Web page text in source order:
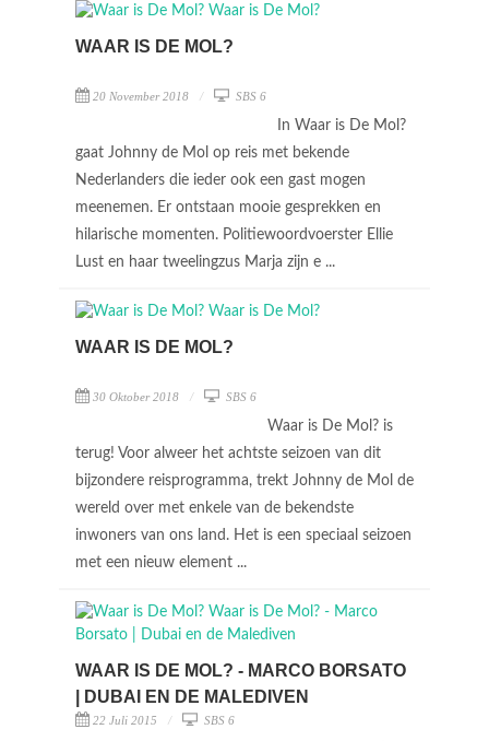
WAAR IS DE MOL?
20 November 2018 SBS 6
In Waar is De Mol?
gaat Johnny de Mol op reis met bekende
Nederlanders die ieder ook een gast mogen
meenemen. Er ontstaan mooie gesprekken en
hilarische momenten. Politiewoordvoerster Ellie
Lust en haar tweelingzus Marja zijn e ...
WAAR IS DE MOL?
30 Oktober 2018 SBS 6
Waar is De Mol? is
terug! Voor alweer het achtste seizoen van dit
bijzondere reisprogramma, trekt Johnny de Mol de
wereld over met enkele van de bekendste
inwoners van ons land. Het is een speciaal seizoen
met een nieuw element ...
WAAR IS DE MOL? - MARCO BORSATO
| DUBAI EN DE MALEDIVEN
22 Juli 2015 SBS 6